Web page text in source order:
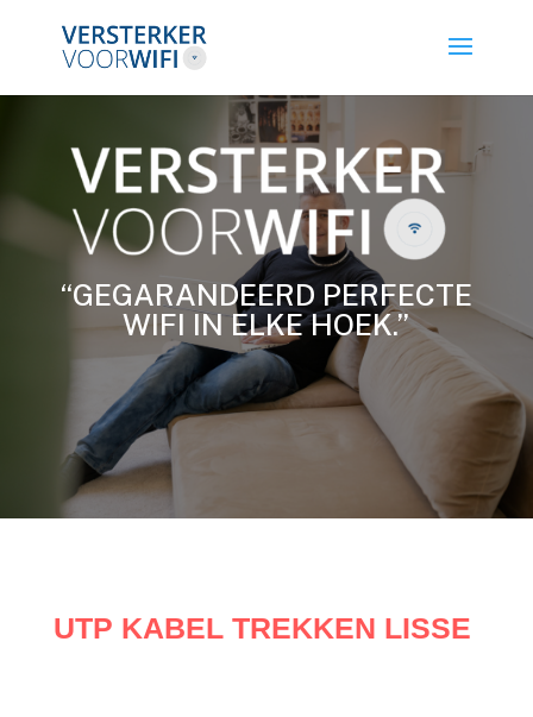
“GEGARANDEERD PERFECTE
WIFI IN ELKE HOEK.”
UTP KABEL TREKKEN LISSE